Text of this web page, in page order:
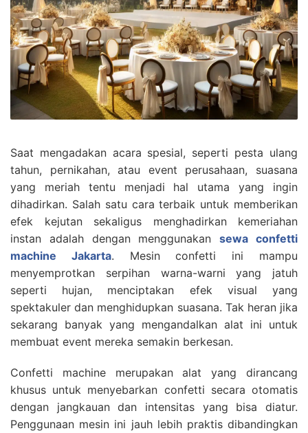
Saat mengadakan acara spesial, seperti pesta ulang
tahun, pernikahan, atau event perusahaan, suasana
yang meriah tentu menjadi hal utama yang ingin
dihadirkan. Salah satu cara terbaik untuk memberikan
efek kejutan sekaligus menghadirkan kemeriahan
instan adalah dengan menggunakansewa confetti
machine Jakarta. Mesin confetti ini mampu
menyemprotkan serpihan warna-warni yang jatuh
seperti hujan, menciptakan efek visual yang
spektakuler dan menghidupkan suasana. Tak heran jika
sekarang banyak yang mengandalkan alat ini untuk
membuat event mereka semakin berkesan.
Confetti machine merupakan alat yang dirancang
khusus untuk menyebarkan confetti secara otomatis
dengan jangkauan dan intensitas yang bisa diatur.
Penggunaan mesin ini jauh lebih praktis dibandingkan